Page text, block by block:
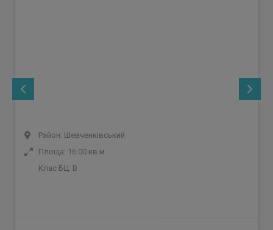
Район: Шевченківський
Площа: 16.00 кв.м
Клас БЦ: B